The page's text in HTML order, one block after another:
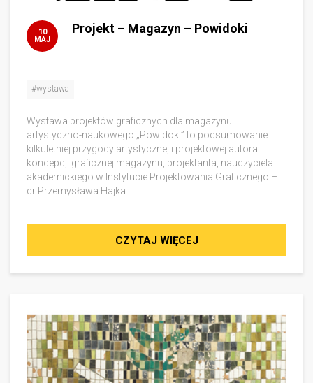
Projekt – Magazyn – Powidoki
10
MAJ
#wystawa
Wystawa projektów graficznych dla magazynu
artystyczno-naukowego „Powidoki” to podsumowanie
kilkuletniej przygody artystycznej i projektowej autora
koncepcji graficznej magazynu, projektanta, nauczyciela
akademickiego w Instytucie Projektowania Graficznego –
dr Przemysława Hajka.
CZYTAJ WIĘCEJ